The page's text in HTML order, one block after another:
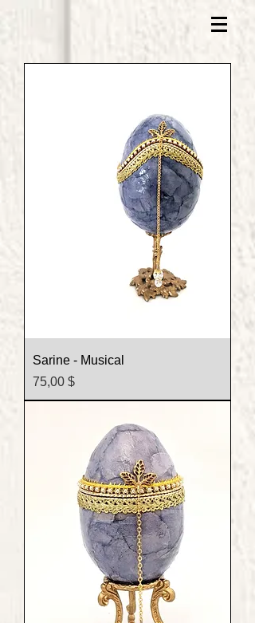
Sarine - Musical
Prix
75,00 $